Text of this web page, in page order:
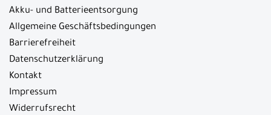
Akku- und Batterieentsorgung
Allgemeine Geschäftsbedingungen
Barrierefreiheit
Datenschutzerklärung
Kontakt
Impressum
Widerrufsrecht